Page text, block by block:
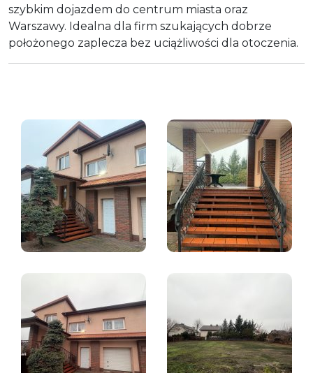
szybkim dojazdem do centrum miasta oraz
Warszawy. Idealna dla firm szukających dobrze
położonego zaplecza bez uciążliwości dla otoczenia.